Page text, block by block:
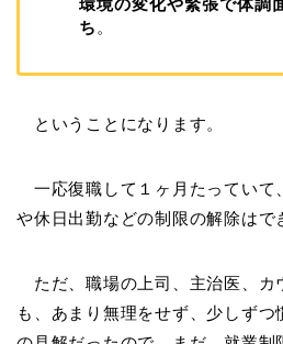
環境の変化や緊張で体調
ち 。
ということになります。
一応復職して１ヶ月たっていて
や休日出勤などの制限の解除はで
ただ、職場の上司、主治医、カ
も、あまり無理をせず、少しずつ